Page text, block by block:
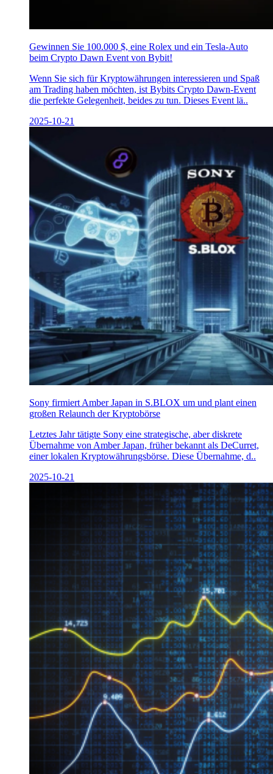
Gewinnen Sie 100.000 $, eine Rolex und ein Tesla-Auto
beim Crypto Dawn Event von Bybit!
Wenn Sie sich für Kryptowährungen interessieren und Spaß
am Trading haben möchten, ist Bybits Crypto Dawn-Event
die perfekte Gelegenheit, beides zu tun. Dieses Event lä..
2025-10-21
Sony firmiert Amber Japan in S.BLOX um und plant einen
großen Relaunch der Kryptobörse
Letztes Jahr tätigte Sony eine strategische, aber diskrete
Übernahme von Amber Japan, früher bekannt als DeCurret,
einer lokalen Kryptowährungsbörse. Diese Übernahme, d..
2025-10-21